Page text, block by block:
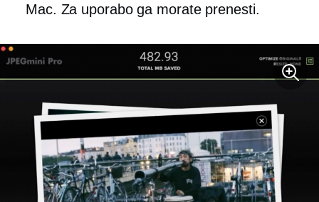
Mac. Za uporabo ga morate prenesti.